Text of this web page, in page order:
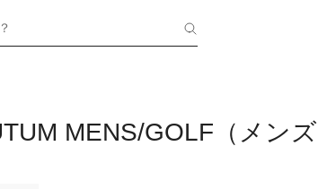
MENS/GOLF（メン